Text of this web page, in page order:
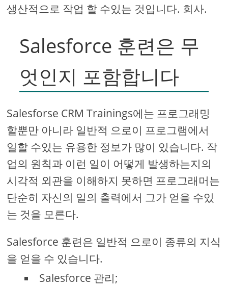
생산적으로 작업 할 수있는 것입니다. 회사.
Salesforce 훈련은 무
엇인지 포함합니다
Salesforse CRM Trainings에는 프로그래밍
할뿐만 아니라 일반적 으로이 프로그램에서
일할 수있는 유용한 정보가 많이 있습니다. 작
업의 원칙과 이런 일이 어떻게 발생하는지의
시각적 외관을 이해하지 못하면 프로그래머는
단순히 자신의 일의 출력에서 ​​그가 얻을 수있
는 것을 모른다.
Salesforce 훈련은 일반적 으로이 종류의 지식
을 얻을 수 있습니다.
Salesforce 관리;